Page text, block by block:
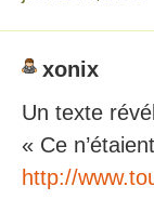
xonix
Un texte
« Ce
http://